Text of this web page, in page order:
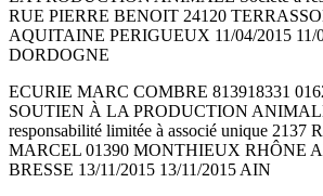
RUE PIERRE BENOIT 24120
AQUITAINE PERIGUEUX 11/04/2015 11/
DORDOGNE
ECURIE MARC COMBRE 813918331
SOUTIEN À LA PRODUCTION
responsabilité limitée à associé unique
MARCEL 01390 MONTHIEUX RHÔNE
BRESSE 13/11/2015 13/11/2015 AIN